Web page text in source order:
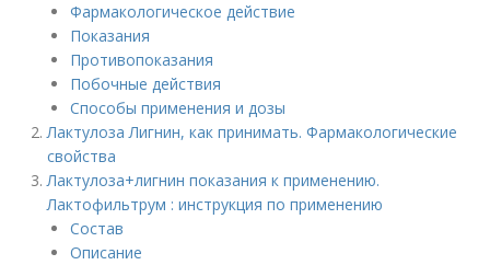
Фармакологическое действие
Показания
Противопоказания
Побочные действия
Способы применения и дозы
Лактулоза Лигнин, как принимать. Фармакологические
свойства
Лактулоза+лигнин показания к применению.
Лактофильтрум : инструкция по применению
Состав
Описание